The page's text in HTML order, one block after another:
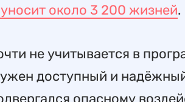
около 3 200 жизней.
не учитывается в
доступный и
опасному